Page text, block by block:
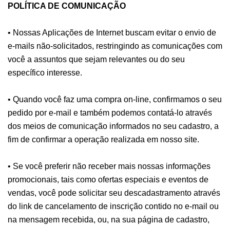
POLÍTICA DE COMUNICAÇÃO
• Nossas Aplicações de Internet buscam evitar o envio de
e-mails não-solicitados, restringindo as comunicações com
você a assuntos que sejam relevantes ou do seu
específico interesse.
• Quando você faz uma compra on-line, confirmamos o seu
pedido por e-mail e também podemos contatá-lo através
dos meios de comunicação informados no seu cadastro, a
fim de confirmar a operação realizada em nosso site.
• Se você preferir não receber mais nossas informações
promocionais, tais como ofertas especiais e eventos de
vendas, você pode solicitar seu descadastramento através
do link de cancelamento de inscrição contido no e-mail ou
na mensagem recebida, ou, na sua página de cadastro,